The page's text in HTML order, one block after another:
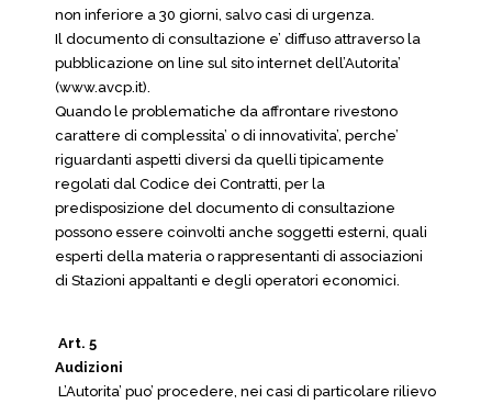
non inferiore a 30 giorni, salvo casi di urgenza.
Il documento di consultazione e’ diffuso attraverso la
pubblicazione on line sul sito internet dell’Autorita’
(www.avcp.it).
Quando le problematiche da affrontare rivestono
carattere di complessita’ o di innovativita’, perche’
riguardanti aspetti diversi da quelli tipicamente
regolati dal Codice dei Contratti, per la
predisposizione del documento di consultazione
possono essere coinvolti anche soggetti esterni, quali
esperti della materia o rappresentanti di associazioni
di Stazioni appaltanti e degli operatori economici.
Art. 5
Audizioni
L’Autorita’ puo’ procedere, nei casi di particolare rilievo